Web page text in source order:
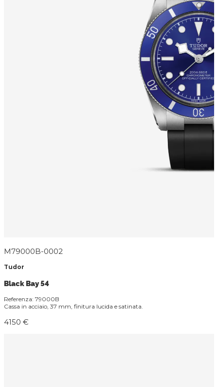
M79000B-0002
Tudor
Black Bay 54
Referenza: 79000B
Cassa in acciaio, 37 mm, finitura lucida e satinata.
4150 €